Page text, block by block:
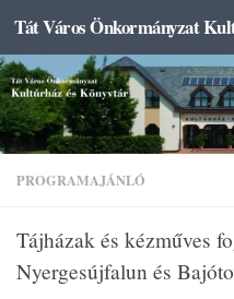
Skip to content
PROGRAMAJÁNLÓ
Tájházak és kézműves
Nyergesújfalun és